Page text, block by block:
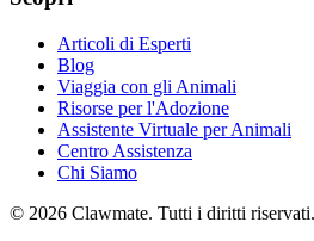
Articoli di Esperti
Blog
Viaggia con gli Animali
Risorse per l'Adozione
Assistente Virtuale per Animali
Centro Assistenza
Chi Siamo
© 2026 Clawmate. Tutti i diritti riservati.